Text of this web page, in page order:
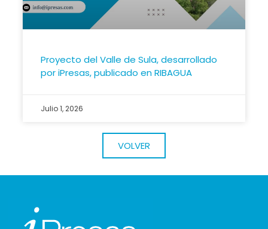
Proyecto del Valle de Sula, desarrollado
por iPresas, publicado en RIBAGUA
Julio 1, 2026
VOLVER